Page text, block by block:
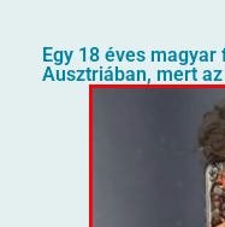
Egy 18 éves
Ausztriában, mert